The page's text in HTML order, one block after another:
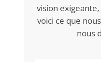
vision
voici ce que
nous